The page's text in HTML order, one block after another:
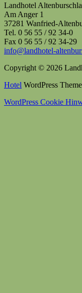
Landhotel Altenburschla
Am Anger 1
37281 Wanfried-
Tel. 0 56 55 / 92 34-0
Fax 0 56 55 / 92 34-29
info@landhotel-
Copyright © 2026
Hotel WordPress
WordPress Cookie